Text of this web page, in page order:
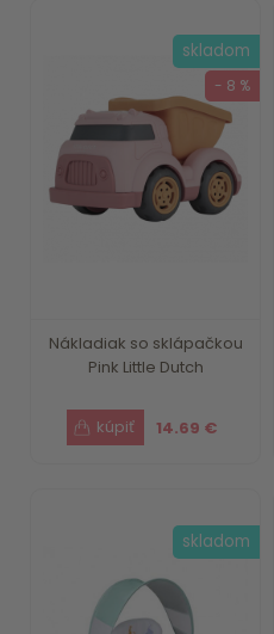
Nákladiak so sklápačkou
Pink Little Dutch
14.69 €
skladom
- 8 %
skladom